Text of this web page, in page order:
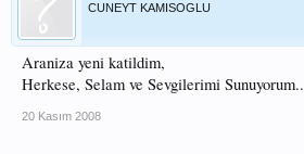
CUNEYT KAMISOGLU
Araniza yeni katildim,
Herkese, Selam ve Sevgilerimi Sunuyorum..
20 Kasım 2008